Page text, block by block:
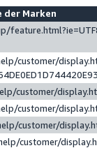
der Marken
customer/
customer/
customer/
customer/
customer/